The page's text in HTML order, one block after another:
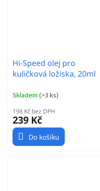
Hi-Speed olej pro
kuličková ložiska, 20ml
Skladem (>3 ks)
198 Kč bez DPH
239 Kč
Do košíku